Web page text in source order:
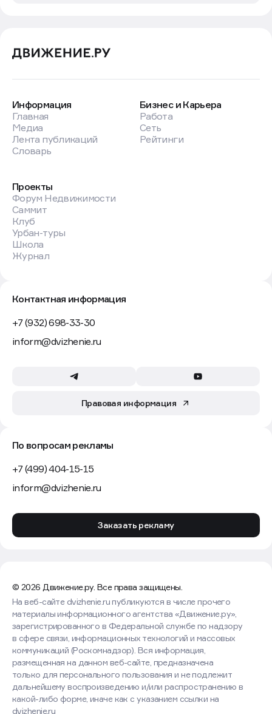
Информация
Главная
Медиа
Лента публикаций
Словарь
Бизнес и Карьера
Работа
Сеть
Рейтинги
Проекты
Форум Недвижимости
Саммит
Клуб
Урбан-туры
Школа
Журнал
Контактная информация
+7 (932) 698-33-30
inform@dvizhenie.ru
Правовая информация
По вопросам рекламы
+7 (499) 404-15-15
inform@dvizhenie.ru
Заказать рекламу
© 2026 Движение.ру. Все права защищены.
На веб-сайте dvizhenie.ru публикуются в числе прочего
материалы информационного агентства «Движение.ру»,
зарегистрированного в Федеральной службе по надзору
в сфере связи, информационных технологий и массовых
коммуникаций (Роскомнадзор). Вся информация,
размещенная на данном веб-сайте, предназначена
только для персонального пользования и не подлежит
дальнейшему воспроизведению и/или распространению в
какой-либо форме, иначе как с указанием ссылки на
dvizhenie.ru